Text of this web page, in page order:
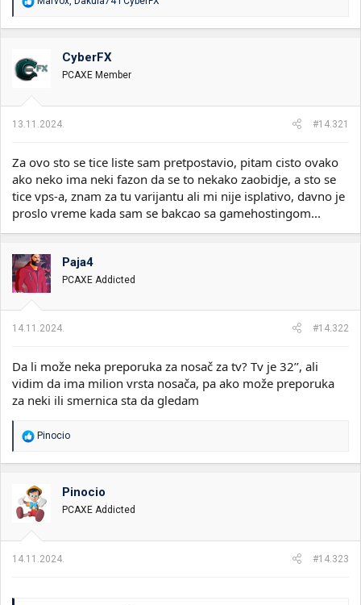
a
v
a
:
CyberFX
PCAXE Member
13.11.2024. #14.321
Za ovo sto se tice liste sam pretpostavio, pitam cisto ovako
ako neko ima neki fazon da se to nekako zaobidje, a sto se
tice vps-a, znam za tu varijantu ali mi nije isplativo, davno je
proslo vreme kada sam se bakcao sa gamehostingom...
Paja4
PCAXE Addicted
14.11.2024. #14.322
Da li može neka preporuka za nosač za tv? Tv je 32’’, ali
vidim da ima milion vrsta nosača, pa ako može preporuka
za neki ili smernica sta da gledam
R
a
o
v
a
n
:
Pinocio
Pinocio
PCAXE Addicted
14.11.2024. #14.323